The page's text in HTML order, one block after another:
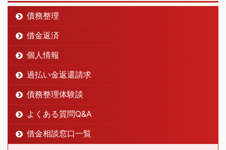
債務整理
借金返済
個人情報
過払い金返還請求
債務整理体験談
よくある質問Q&A
借金相談窓口一覧